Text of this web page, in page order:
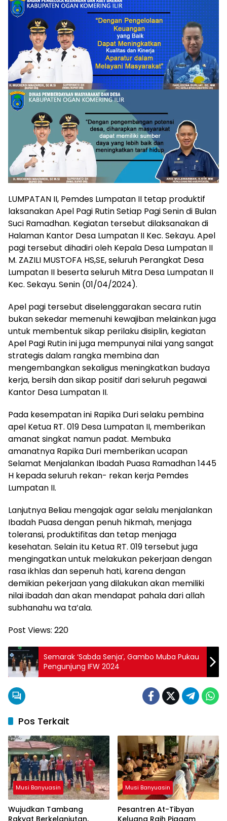
LUMPATAN II, Pemdes Lumpatan II tetap produktif
laksanakan Apel Pagi Rutin Setiap Pagi Senin di Bulan
Suci Ramadhan. Kegiatan tersebut dilaksanakan di
Halaman Kantor Desa Lumpatan II Kec. Sekayu. Apel
pagi tersebut dihadiri oleh Kepala Desa Lumpatan II
M. ZAZILI MUSTOFA HS,SE, seluruh Perangkat Desa
Lumpatan II beserta seluruh Mitra Desa Lumpatan II
Kec. Sekayu. Senin (01/04/2024).
Apel pagi tersebut diselenggarakan secara rutin
bukan sekedar memenuhi kewajiban melainkan juga
untuk membentuk sikap perilaku disiplin, kegiatan
Apel Pagi Rutin ini juga mempunyai nilai yang sangat
strategis dalam rangka membina dan
mengembangkan sekaligus meningkatkan budaya
kerja, bersih dan sikap positif dari seluruh pegawai
Kantor Desa Lumpatan II.
Pada kesempatan ini Rapika Duri selaku pembina
apel Ketua RT. 019 Desa Lumpatan II, memberikan
amanat singkat namun padat. Membuka
amanatnya Rapika Duri memberikan ucapan
Selamat Menjalankan Ibadah Puasa Ramadhan 1445
H kepada seluruh rekan- rekan kerja Pemdes
Lumpatan II.
Lanjutnya Beliau mengajak agar selalu menjalankan
Ibadah Puasa dengan penuh hikmah, menjaga
toleransi, produktifitas dan tetap menjaga
kesehatan. Selain itu Ketua RT. 019 tersebut juga
mengingatkan untuk melakukan pekerjaan dengan
rasa ikhlas dan sepenuh hati, karena dengan
demikian pekerjaan yang dilakukan akan memiliki
nilai ibadah dan akan mendapat pahala dari allah
subhanahu wa ta’ala.
Post Views: 220
Semarak ‘Sabda Senja’, Gambo Muba Pukau
Pengunjung IFW 2024
Pos Terkait
Musi Banyuasin
Wujudkan Tambang
Rakyat Berkelanjutan,
Musi Banyuasin
Pesantren At-Tibyan
Keluang Raih Piagam